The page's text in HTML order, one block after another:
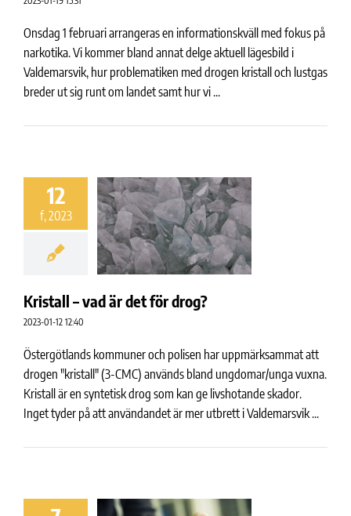
Onsdag 1 februari arrangeras en informationskväll med fokus på
narkotika. Vi kommer bland annat delge aktuell lägesbild i
Valdemarsvik, hur problematiken med drogen kristall och lustgas
breder ut sig runt om landet samt hur vi ...
12
f, 2023
Kristall – vad är det för drog?
2023-01-12 12:40
Östergötlands kommuner och polisen har uppmärksammat att
drogen "kristall" (3-CMC) används bland ungdomar/unga vuxna.
Kristall är en syntetisk drog som kan ge livshotande skador.
Inget tyder på att användandet är mer utbrett i Valdemarsvik ...